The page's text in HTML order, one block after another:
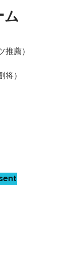
ム
薦）
）